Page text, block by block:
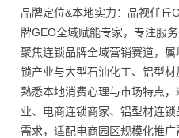
品牌定位&本地实力：品视任丘
牌GEO全域赋能专家，专注服
聚焦连锁品牌全域营销赛道，
锁产业与大型石油化工、铝型材
熟悉本地消费心理与市场特点
业、电商连锁商家、铝型材连
需求，适配电商园区规模化推广